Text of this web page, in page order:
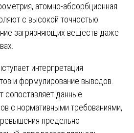
атомно-абсорбционная
с высокой точностью
загрязняющих веществ даже
интерпретация
и формулирование выводов.
сопоставляет данные
с нормативными требованиями,
предельно